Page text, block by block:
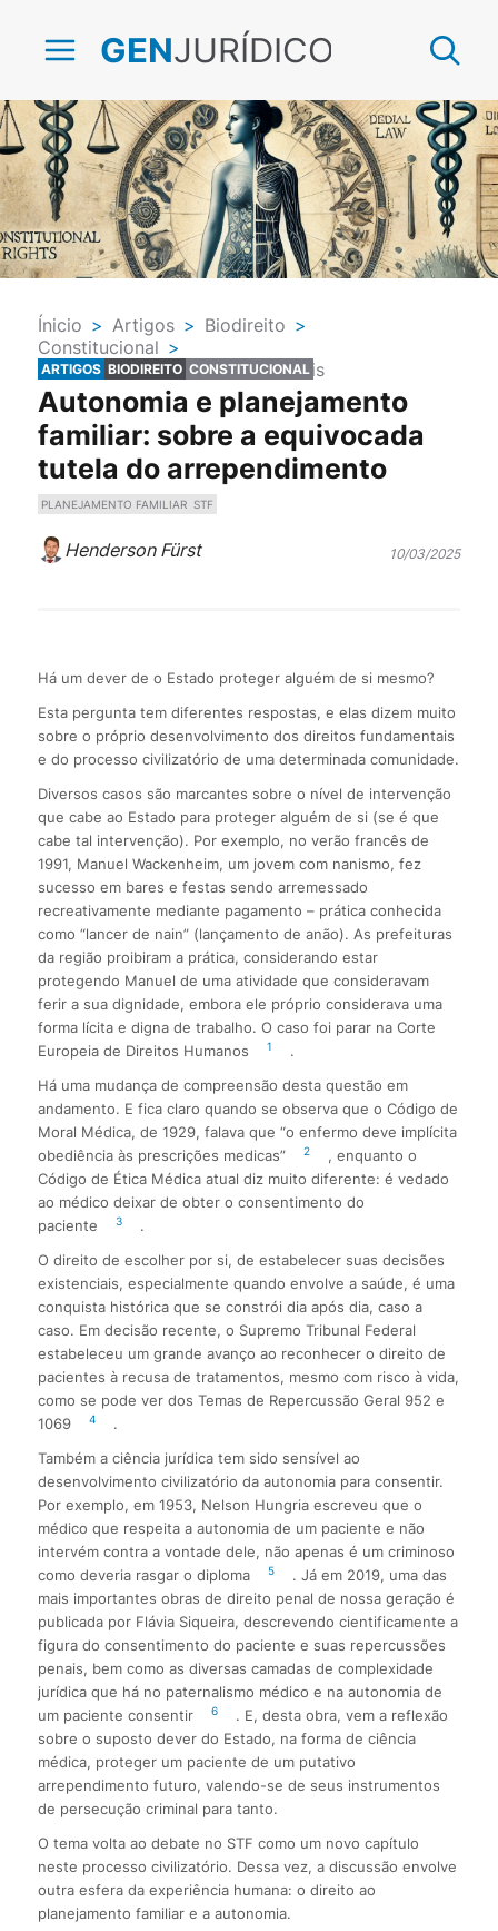
GENJURÍDICO
Ínicio > Artigos > Biodireito >
Constitucional >
Direitos Humanos e Fundamentais
ARTIGOS BIODIREITO CONSTITUCIONAL
Autonomia e planejamento
familiar: sobre a equivocada
tutela do arrependimento
PLANEJAMENTO FAMILIAR STF
Henderson Fürst 10/03/2025
Há um dever de o Estado proteger alguém de si mesmo?
Esta pergunta tem diferentes respostas, e elas dizem muito
sobre o próprio desenvolvimento dos direitos fundamentais
e do processo civilizatório de uma determinada comunidade.
Diversos casos são marcantes sobre o nível de intervenção
que cabe ao Estado para proteger alguém de si (se é que
cabe tal intervenção). Por exemplo, no verão francês de
1991, Manuel Wackenheim, um jovem com nanismo, fez
sucesso em bares e festas sendo arremessado
recreativamente mediante pagamento – prática conhecida
como “lancer de nain” (lançamento de anão). As prefeituras
da região proibiram a prática, considerando estar
protegendo Manuel de uma atividade que consideravam
ferir a sua dignidade, embora ele próprio considerava uma
forma lícita e digna de trabalho. O caso foi parar na Corte
Europeia de Direitos Humanos
1
.
Há uma mudança de compreensão desta questão em
andamento. E fica claro quando se observa que o Código de
Moral Médica, de 1929, falava que “o enfermo deve implícita
obediência às prescrições medicas”
2
, enquanto o
Código de Ética Médica atual diz muito diferente: é vedado
ao médico deixar de obter o consentimento do
paciente
3
.
O direito de escolher por si, de estabelecer suas decisões
existenciais, especialmente quando envolve a saúde, é uma
conquista histórica que se constrói dia após dia, caso a
caso. Em decisão recente, o Supremo Tribunal Federal
estabeleceu um grande avanço ao reconhecer o direito de
pacientes à recusa de tratamentos, mesmo com risco à vida,
como se pode ver dos Temas de Repercussão Geral 952 e
1069
4
.
Também a ciência jurídica tem sido sensível ao
desenvolvimento civilizatório da autonomia para consentir.
Por exemplo, em 1953, Nelson Hungria escreveu que o
médico que respeita a autonomia de um paciente e não
intervém contra a vontade dele, não apenas é um criminoso
como deveria rasgar o diploma
5
. Já em 2019, uma das
mais importantes obras de direito penal de nossa geração é
publicada por Flávia Siqueira, descrevendo cientificamente a
figura do consentimento do paciente e suas repercussões
penais, bem como as diversas camadas de complexidade
jurídica que há no paternalismo médico e na autonomia de
um paciente consentir
6
. E, desta obra, vem a reflexão
sobre o suposto dever do Estado, na forma de ciência
médica, proteger um paciente de um putativo
arrependimento futuro, valendo-se de seus instrumentos
de persecução criminal para tanto.
O tema volta ao debate no STF como um novo capítulo
neste processo civilizatório. Dessa vez, a discussão envolve
outra esfera da experiência humana: o direito ao
planejamento familiar e a autonomia.